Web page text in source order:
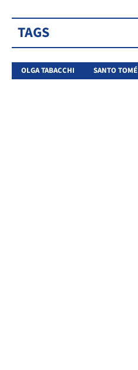
TAGS
OLGA TABACCHI SANTO TOMÉ